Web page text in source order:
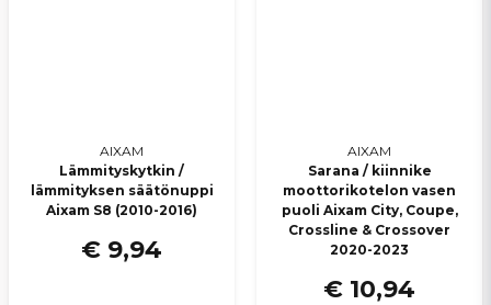
AIXAM
Lämmityskytkin /
lämmityksen säätönuppi
Aixam S8 (2010-2016)
€ 9,94
AIXAM
Sarana / kiinnike
moottorikotelon vasen
puoli Aixam City, Coupe,
Crossline & Crossover
2020-2023
€ 10,94